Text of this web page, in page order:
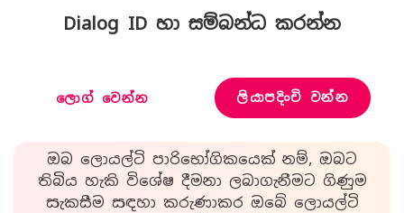
Dialog ID හා සම්බන්ධ කරන්න
ලොග් වෙන්න ලියාපදිංචි වන්න
ඔබ ලොයල්ටි පාරිභෝගිකයෙක් නම්, ඔබට
තිබිය හැකි විශේෂ දීමනා ලබාගැනීමට ගිණුම
සැකසීම සඳහා කරුණාකර ඔබේ ලොයල්ටි